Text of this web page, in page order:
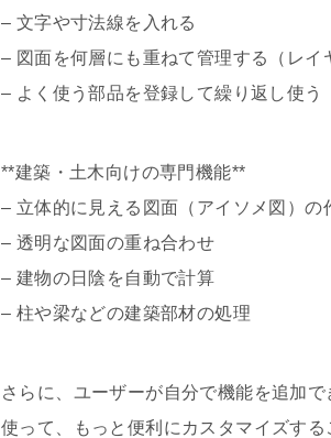
– 文字や寸法線を入れる
– 図面を何層にも重ねて管理する（レイ
– よく使う部品を登録して繰り返し使う
**建築・土木向けの専門機能**
– 立体的に見える図面（アイソメ図）の
– 透明な図面の重ね合わせ
– 建物の日陰を自動で計算
– 柱や梁などの建築部材の処理
さらに、ユーザーが自分で機能を追加
使って、もっと便利にカスタマイズする